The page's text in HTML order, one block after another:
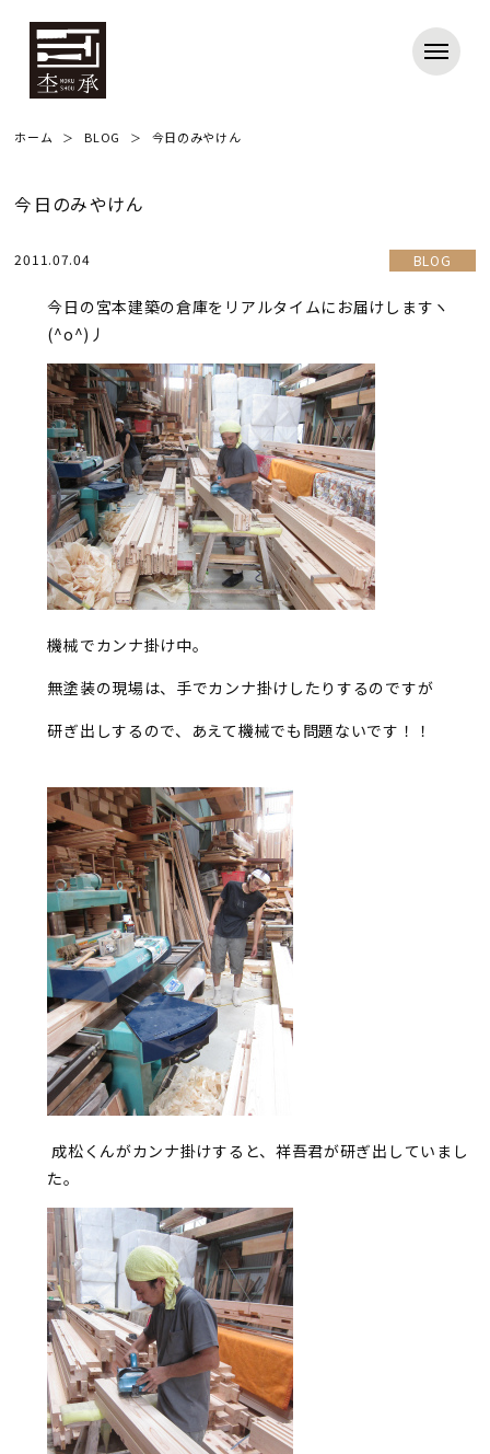
ホーム BLOG 今日のみやけん
今日のみやけん
2011.07.04 BLOG
今日の宮本建築の倉庫をリアルタイムにお届けしますヽ
(^o^)丿
機械でカンナ掛け中。
無塗装の現場は、手でカンナ掛けしたりするのですが
研ぎ出しするので、あえて機械でも問題ないです！！
成松くんがカンナ掛けすると、祥吾君が研ぎ出していまし
た。